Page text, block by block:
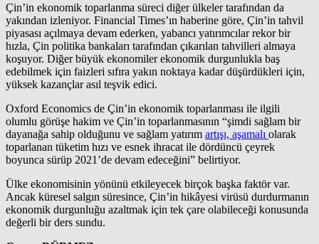
Çin’in ekonomik toparlanma süreci diğer ülkeler tarafından da
yakından izleniyor. Financial Times’ın haberine göre, Çin’in tahvil
piyasası açılmaya devam ederken, yabancı yatırımcılar rekor bir
hızla, Çin politika bankaları tarafından çıkarılan tahvilleri almaya
koşuyor. Diğer büyük ekonomiler ekonomik durgunlukla baş
edebilmek için faizleri sıfıra yakın noktaya kadar düşürdükleri için,
yüksek kazançlar asıl teşvik edici.
Oxford Economics de Çin’in ekonomik toparlanması ile ilgili
olumlu görüşe hakim ve Çin’in toparlanmasının “şimdi sağlam bir
dayanağa sahip olduğunu ve sağlam yatırım artışı, aşamalı olarak
toparlanan tüketim hızı ve esnek ihracat ile dördüncü çeyrek
boyunca sürüp 2021’de devam edeceğini” belirtiyor.
Ülke ekonomisinin yönünü etkileyecek birçok başka faktör var.
Ancak küresel salgın süresince, Çin’in hikâyesi virüsü durdurmanın
ekonomik durgunluğu azaltmak için tek çare olabileceği konusunda
değerli bir ders sundu.